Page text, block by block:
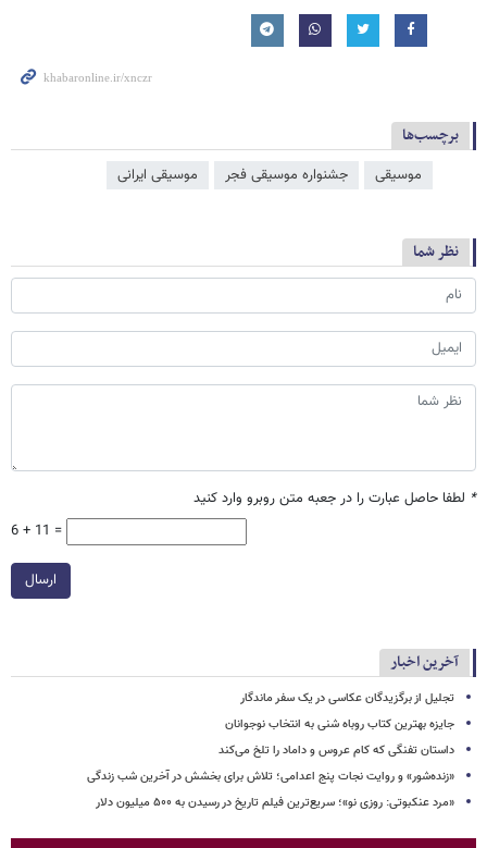
برچسب‌ها
موسیقی جشنواره موسیقی فجر موسیقی ایرانی
نظر شما
* لطفا حاصل عبارت را در جعبه متن روبرو وارد کنید
6 + 11 =
ارسال
آخرین اخبار
تجلیل از برگزیدگان عکاسی در یک سفر ماندگار
جایزه بهترین کتاب روباه شنی به انتخاب نوجوانان
داستان تفنگی که کام عروس و داماد را تلخ می‌کند
«زنده‌شور» و روایت نجات پنج اعدامی؛ تلاش برای بخشش در آخرین شب زندگی
«مرد عنکبوتی: روزی نو»؛ سریع‌ترین فیلم تاریخ در رسیدن به ۵۰۰ میلیون دلار